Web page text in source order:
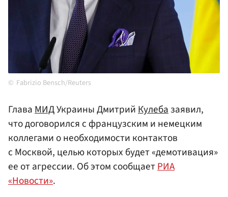
Fabrizio Bensch/Reuters
ГлаваМИДУкраины ДмитрийКулебазаявил,
что договорился с французским и немецким
коллегами о необходимости контактов
с Москвой, целью которых будет «демотивация»
ее от агрессии. Об этом сообщаетРИА
«Новости».